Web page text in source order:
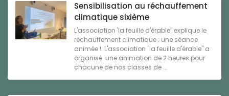
Sensibilisation au réchauffement
climatique sixième
L'association 'la feuille d'érable" explique le
réchauffement climatique : une séance
animée ! L'association "la feuille d'érable" a
organisé une animation de 2 heures pour
chacune de nos classes de ...